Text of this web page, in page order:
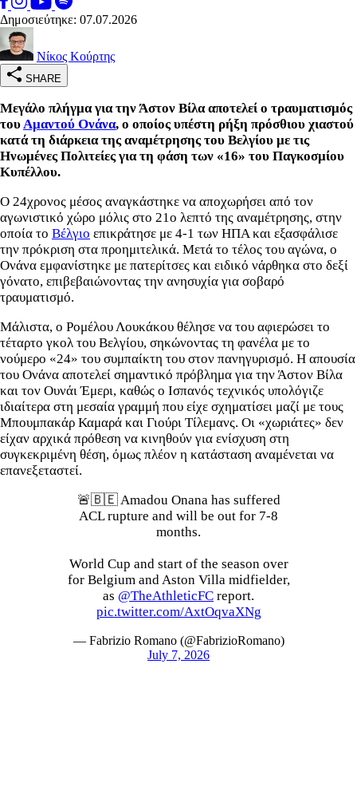
Δημοσιεύτηκε: 07.07.2026
Νίκος Κούρτης
SHARE
Μεγάλο πλήγμα για την Άστον Βίλα αποτελεί ο τραυματισμός
τουΑμαντού Ονάνα, ο οποίος υπέστη ρήξη πρόσθιου χιαστού
κατά τη διάρκεια της αναμέτρησης του Βελγίου με τις
Ηνωμένες Πολιτείες για τη φάση των «16» του Παγκοσμίου
Κυπέλλου.
Ο 24χρονος μέσος αναγκάστηκε να αποχωρήσει από τον
αγωνιστικό χώρο μόλις στο 21ο λεπτό της αναμέτρησης, στην
οποία το Βέλγιο επικράτησε με 4-1 των ΗΠΑ και εξασφάλισε
την πρόκριση στα προημιτελικά. Μετά το τέλος του αγώνα, ο
Ονάνα εμφανίστηκε με πατερίτσες και ειδικό νάρθηκα στο δεξί
γόνατο, επιβεβαιώνοντας την ανησυχία για σοβαρό
τραυματισμό.
Μάλιστα, ο Ρομέλου Λουκάκου θέλησε να του αφιερώσει το
τέταρτο γκολ του Βελγίου, σηκώνοντας τη φανέλα με το
νούμερο «24» του συμπαίκτη του στον πανηγυρισμό. Η απουσία
του Ονάνα αποτελεί σημαντικό πρόβλημα για την Άστον Βίλα
και τον Ουνάι Έμερι, καθώς ο Ισπανός τεχνικός υπολόγιζε
ιδιαίτερα στη μεσαία γραμμή που είχε σχηματίσει μαζί με τους
Μπουμπακάρ Καμαρά και Γιούρι Τίλεμανς. Οι «χωριάτες» δεν
είχαν αρχικά πρόθεση να κινηθούν για ενίσχυση στη
συγκεκριμένη θέση, όμως πλέον η κατάσταση αναμένεται να
επανεξεταστεί.
🚨🇧🇪 Amadou Onana has suffered
ACL rupture and will be out for 7-8
months.
World Cup and start of the season over
for Belgium and Aston Villa midfielder,
as @TheAthleticFC report.
pic.twitter.com/AxtOqvaXNg
— Fabrizio Romano (@FabrizioRomano)
July 7, 2026